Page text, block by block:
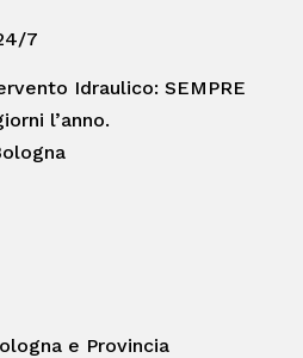
7
Idraulico: SEMPRE
l’anno.
e Provincia